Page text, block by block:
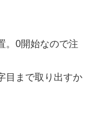
。0開始なので注
目まで取り出すか